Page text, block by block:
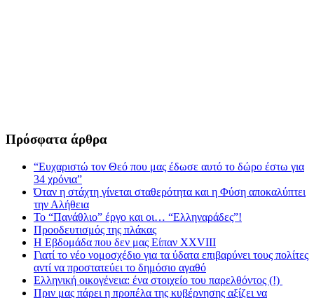
Πρόσφατα άρθρα
“Ευχαριστώ τον Θεό που μας έδωσε αυτό το δώρο έστω για
34 χρόνια”
Όταν η στάχτη γίνεται σταθερότητα και η Φύση αποκαλύπτει
την Αλήθεια
Το “Πανάθλιο” έργο και οι… “Ελληναράδες”!
Προοδευτισμός της πλάκας
Η Εβδομάδα που δεν μας Είπαν XXVIII
Γιατί το νέο νομοσχέδιο για τα ύδατα επιβαρύνει τους πολίτες
αντί να προστατεύει το δημόσιο αγαθό
Ελληνική οικογένεια: ένα στοιχείο του παρελθόντος (!)
Πριν μας πάρει η προπέλα της κυβέρνησης αξίζει να